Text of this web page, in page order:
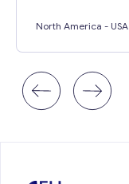
North America - USA